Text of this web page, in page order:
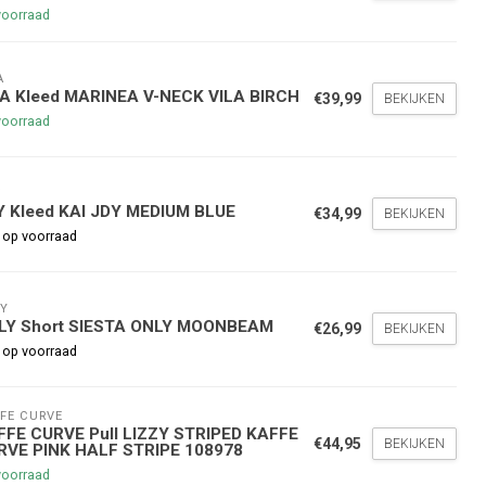
Kleed MARINEA V-NECK VILA BIRCH €39,99 BEKIJKEN
Kleed KAI JDY MEDIUM BLUE
voorraad
€34,99 BEKIJKEN
Short SIESTA ONLY MOONBEAM
voorraad
€26,99 BEKIJKEN
CURVE
CURVE Pull LIZZY STRIPED KAFFE
PINK HALF STRIPE 108978
€44,95 BEKIJKEN
bestelling
te blijven over onze
Inschrijven
van €45,00